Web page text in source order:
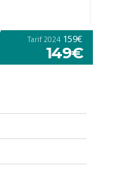
Tarif 2024 159€
149€